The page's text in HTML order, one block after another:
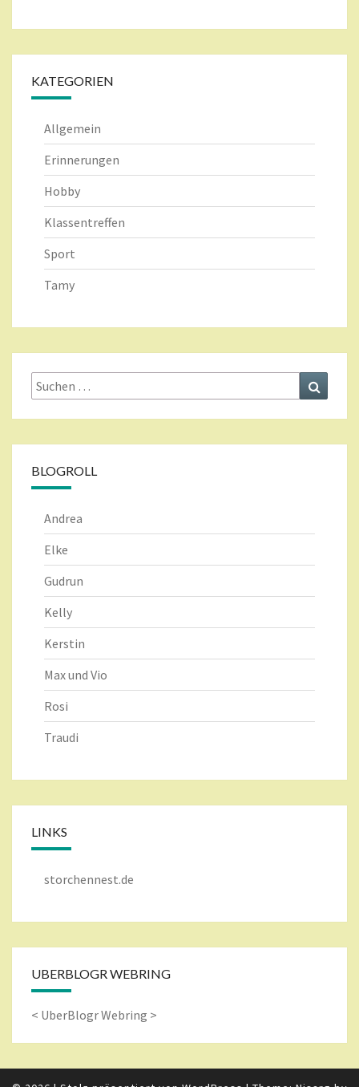
KATEGORIEN
Allgemein
Erinnerungen
Hobby
Klassentreffen
Sport
Tamy
Suche
nach:
BLOGROLL
Andrea
Elke
Gudrun
Kelly
Kerstin
Max und Vio
Rosi
Traudi
LINKS
storchennest.de
UBERBLOGR WEBRING
< UberBlogr Webring >